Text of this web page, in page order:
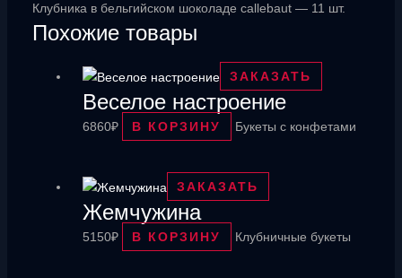
Клубника в бельгийском шоколаде callebaut — 11 шт.
Похожие товары
ЗАКАЗАТЬ
Веселое настроение
6860₽ В КОРЗИНУ Букеты с конфетами
ЗАКАЗАТЬ
Жемчужина
5150₽ В КОРЗИНУ Клубничные букеты